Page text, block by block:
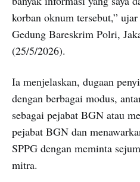
korban oknum tersebut,”
Gedung Bareskrim Polri,
(25/5/2026).
Ia menjelaskan, dugaan
dengan berbagai modus,
sebagai pejabat BGN atau
pejabat BGN dan
SPPG dengan meminta
mitra.